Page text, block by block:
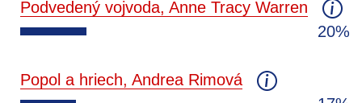
Podvedený vojvoda, Anne Tracy Warren
20%
Popol a hriech, Andrea Rimová